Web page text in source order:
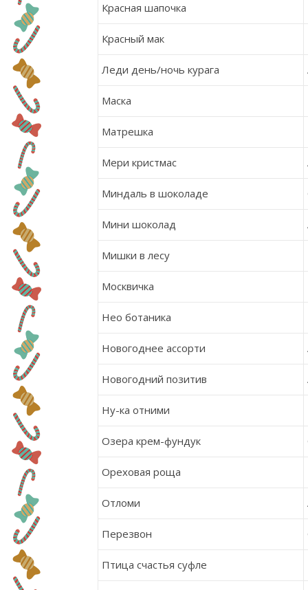
Красная шапочка
Красный мак
Леди день/ночь курага
Маска
Матрешка
Мери кристмас
Миндаль в шоколаде
Мини шоколад
Мишки в лесу
Москвичка
Нео ботаника
Новогоднее ассорти
Новогодний позитив
Ну-ка отними
Озера крем-фундук
Ореховая роща
Отломи
Перезвон
Птица счастья суфле